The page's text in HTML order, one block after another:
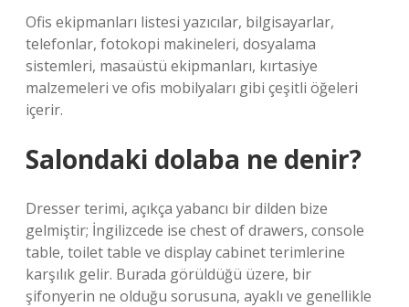
Ofis ekipmanları listesi yazıcılar, bilgisayarlar,
telefonlar, fotokopi makineleri, dosyalama
sistemleri, masaüstü ekipmanları, kırtasiye
malzemeleri ve ofis mobilyaları gibi çeşitli öğeleri
içerir.
Salondaki dolaba ne denir?
Dresser terimi, açıkça yabancı bir dilden bize
gelmiştir; İngilizcede ise chest of drawers, console
table, toilet table ve display cabinet terimlerine
karşılık gelir. Burada görüldüğü üzere, bir
şifonyerin ne olduğu sorusuna, ayaklı ve genellikle